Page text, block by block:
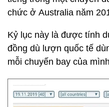
chức ở Australia năm
Kỷ lục này là được tính
đồng dù lượn quốc tế
mỗi chuyến bay của